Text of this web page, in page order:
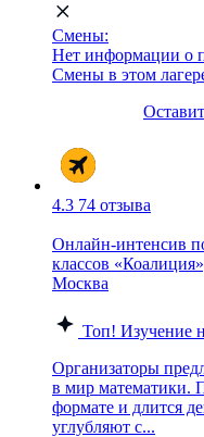
Смены:
Нет информации о
Смены в этом
4.3 74 отзыва
Онлайн-интенсив
классов
Москва
Топ! Изучение
Организаторы
в мир математики.
формате и длится
углубляют с...